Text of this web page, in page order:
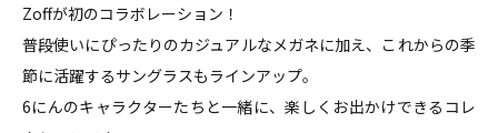
Zoffが初のコラボレーション！
普段使いにぴったりのカジュアルなメガネに加え、これからの季
節に活躍するサングラスもラインアップ。
6にんのキャラクターたちと一緒に、楽しくお出かけできるコレ